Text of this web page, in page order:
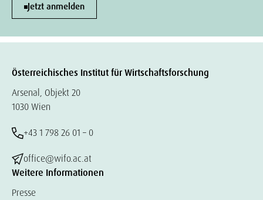
Jetzt anmelden
Österreichisches Institut für Wirtschaftsforschung
Arsenal, Objekt 20
1030 Wien
+43 1 798 26 01 – 0
office@wifo.ac.at
Weitere Informationen
Presse